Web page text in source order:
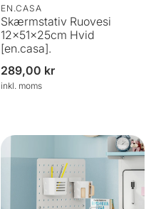
EN.CASA
Skærmstativ Ruovesi
12x51x25cm Hvid
[en.casa].
Normalpris
289,00 kr
inkl. moms